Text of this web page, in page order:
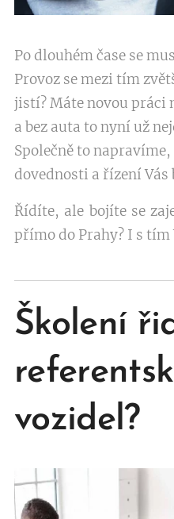
Po dlouhém čase se
Provoz se mezi tím
jistí? Máte novou práci
a bez auta to nyní už
Společně to
dovednosti a řízení Vás
Řídíte, ale bojíte se
přímo do Prahy? I s
Školení
vozidel?